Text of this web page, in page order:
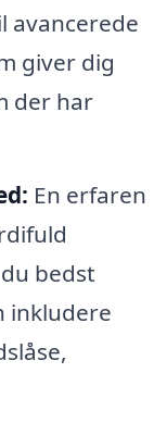
avancerede
giver dig
der har
En erfaren
bedst
inkludere